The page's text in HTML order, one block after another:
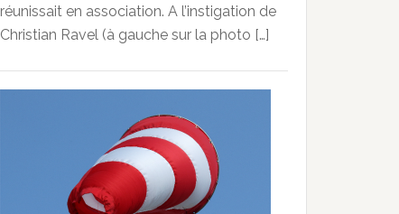
réunissait en association. A l’instigation de
Christian Ravel (à gauche sur la photo […]